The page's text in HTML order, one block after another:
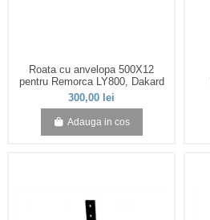
Roata cu anvelopa 500X12
pentru Remorca LY800, Dakard
300,00 lei
Adauga in cos